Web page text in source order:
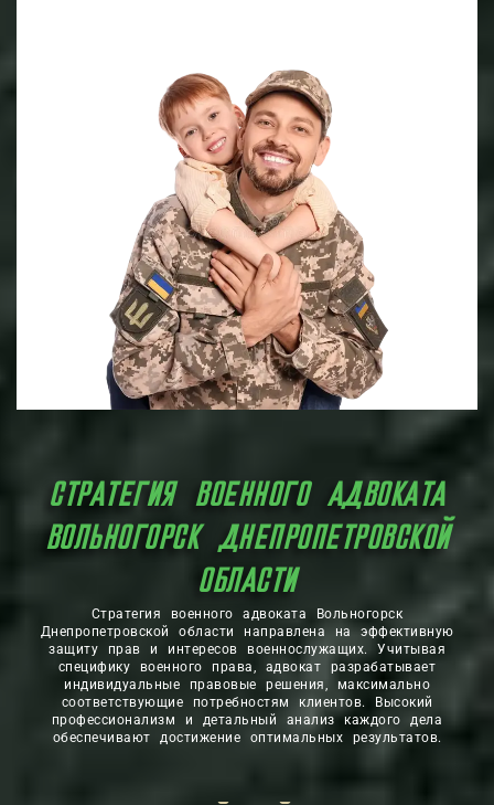
СТРАТЕГИЯ ВОЕННОГО АДВОКАТА
ВОЛЬНОГОРСК ДНЕПРОПЕТРОВСКОЙ
ОБЛАСТИ
Стратегия военного адвоката Вольногорск
Днепропетровской области направлена на эффективную
защиту прав и интересов военнослужащих. Учитывая
специфику военного права, адвокат разрабатывает
индивидуальные правовые решения, максимально
соответствующие потребностям клиентов. Высокий
профессионализм и детальный анализ каждого дела
обеспечивают достижение оптимальных результатов.